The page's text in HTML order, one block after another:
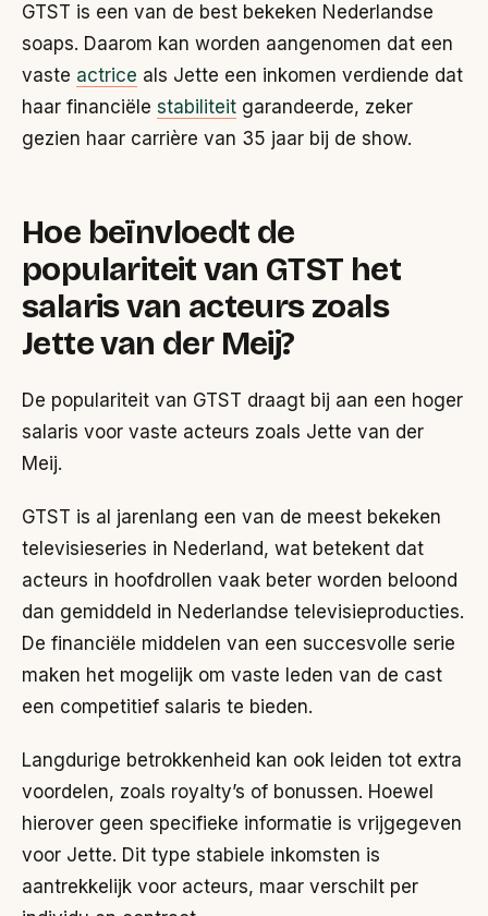
GTST is een van de best bekeken Nederlandse
soaps. Daarom kan worden aangenomen dat een
vaste actrice als Jette een inkomen verdiende dat
haar financiële stabiliteit garandeerde, zeker
gezien haar carrière van 35 jaar bij de show.
Hoe beïnvloedt de
populariteit van GTST het
salaris van acteurs zoals
Jette van der Meij?
De populariteit van GTST draagt bij aan een hoger
salaris voor vaste acteurs zoals Jette van der
Meij.
GTST is al jarenlang een van de meest bekeken
televisieseries in Nederland, wat betekent dat
acteurs in hoofdrollen vaak beter worden beloond
dan gemiddeld in Nederlandse televisieproducties.
De financiële middelen van een succesvolle serie
maken het mogelijk om vaste leden van de cast
een competitief salaris te bieden.
Langdurige betrokkenheid kan ook leiden tot extra
voordelen, zoals royalty’s of bonussen. Hoewel
hierover geen specifieke informatie is vrijgegeven
voor Jette. Dit type stabiele inkomsten is
aantrekkelijk voor acteurs, maar verschilt per